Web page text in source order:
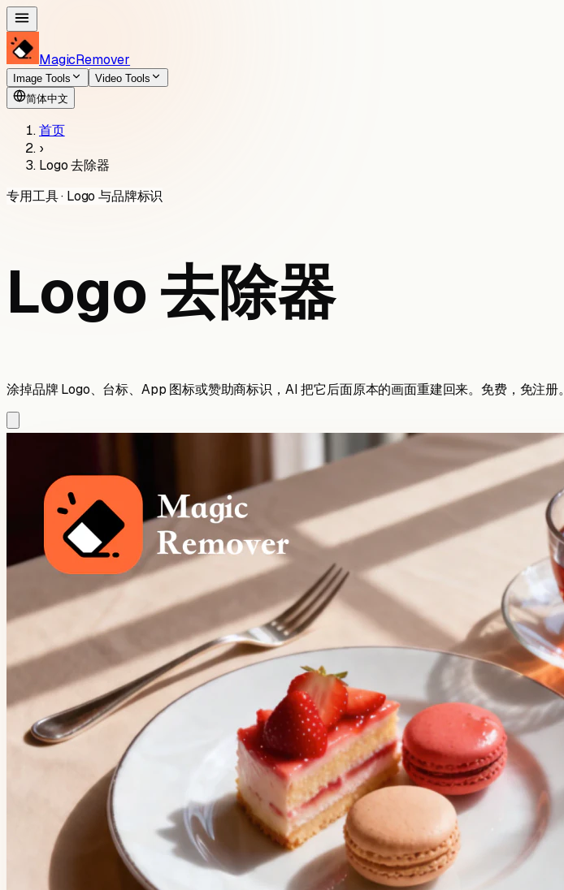
MagicRemover
Image Tools
Video Tools
简体中文
首页
›
Logo 去除器
专用工具 · Logo 与品牌标识
Logo 去除器
涂掉品牌 Logo、台标、App 图标或赞助商标识，AI 把它后面原本的画面重建回来。免费，免注册。